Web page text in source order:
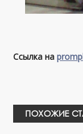
Ссылка на
ПОХОЖИЕ